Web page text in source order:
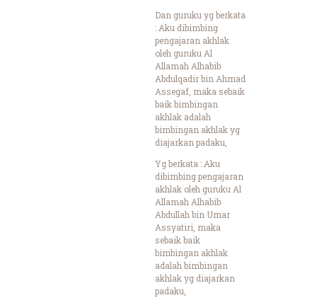
Dan guruku yg berkata
: Aku dibimbing
pengajaran akhlak
oleh guruku Al
Allamah Alhabib
Abdulqadir bin Ahmad
Assegaf, maka sebaik
baik bimbingan
akhlak adalah
bimbingan akhlak yg
diajarkan padaku,
Yg berkata : Aku
dibimbing pengajaran
akhlak oleh guruku Al
Allamah Alhabib
Abdullah bin Umar
Assyatiri, maka
sebaik baik
bimbingan akhlak
adalah bimbingan
akhlak yg diajarkan
padaku,